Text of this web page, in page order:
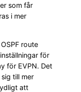
som får
i mer
route
för
för EVPN. Det
till mer
att